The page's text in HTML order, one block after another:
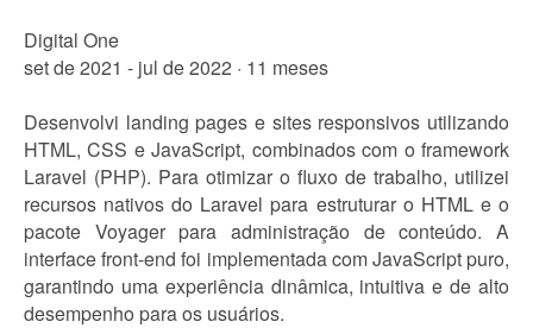
Digital One
set de 2021 - jul de 2022 · 11 meses
Desenvolvi landing pages e sites responsivos utilizando
HTML, CSS e JavaScript, combinados com o framework
Laravel (PHP). Para otimizar o fluxo de trabalho, utilizei
recursos nativos do Laravel para estruturar o HTML e o
pacote Voyager para administração de conteúdo. A
interface front-end foi implementada com JavaScript puro,
garantindo uma experiência dinâmica, intuitiva e de alto
desempenho para os usuários.